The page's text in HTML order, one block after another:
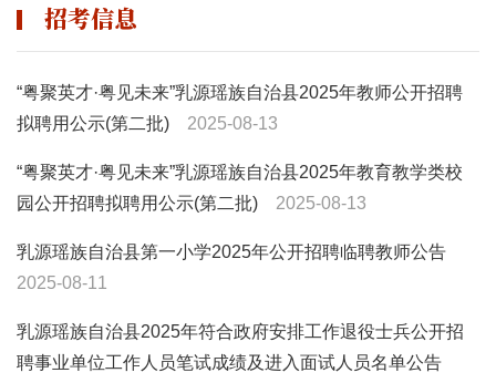
招考信息
“粤聚英才·粤见未来”乳源瑶族自治县2025年教师公开招聘
拟聘用公示(第二批)
2025-08-13
“粤聚英才·粤见未来”乳源瑶族自治县2025年教育教学类校
园公开招聘拟聘用公示(第二批)
2025-08-13
乳源瑶族自治县第一小学2025年公开招聘临聘教师公告
2025-08-11
乳源瑶族自治县2025年符合政府安排工作退役士兵公开招
聘事业单位工作人员笔试成绩及进入面试人员名单公告